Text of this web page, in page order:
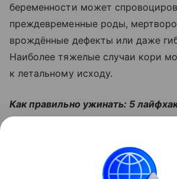
беременности может
преждевременные роды,
врождённые дефекты или даже
Наиболее тяжелые случаи кори
к летальному исходу.
Как правильно ужинать: 5
животе: объясняем простыми